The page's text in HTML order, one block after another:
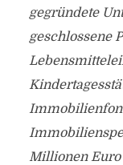
gegründete
geschlossene
Millionen